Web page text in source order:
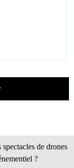
spectacles de drones
?